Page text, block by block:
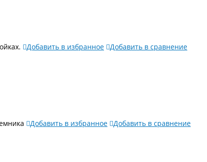
Добавить в избранное
Добавить в сравнение
Добавить в избранное
Добавить в сравнение